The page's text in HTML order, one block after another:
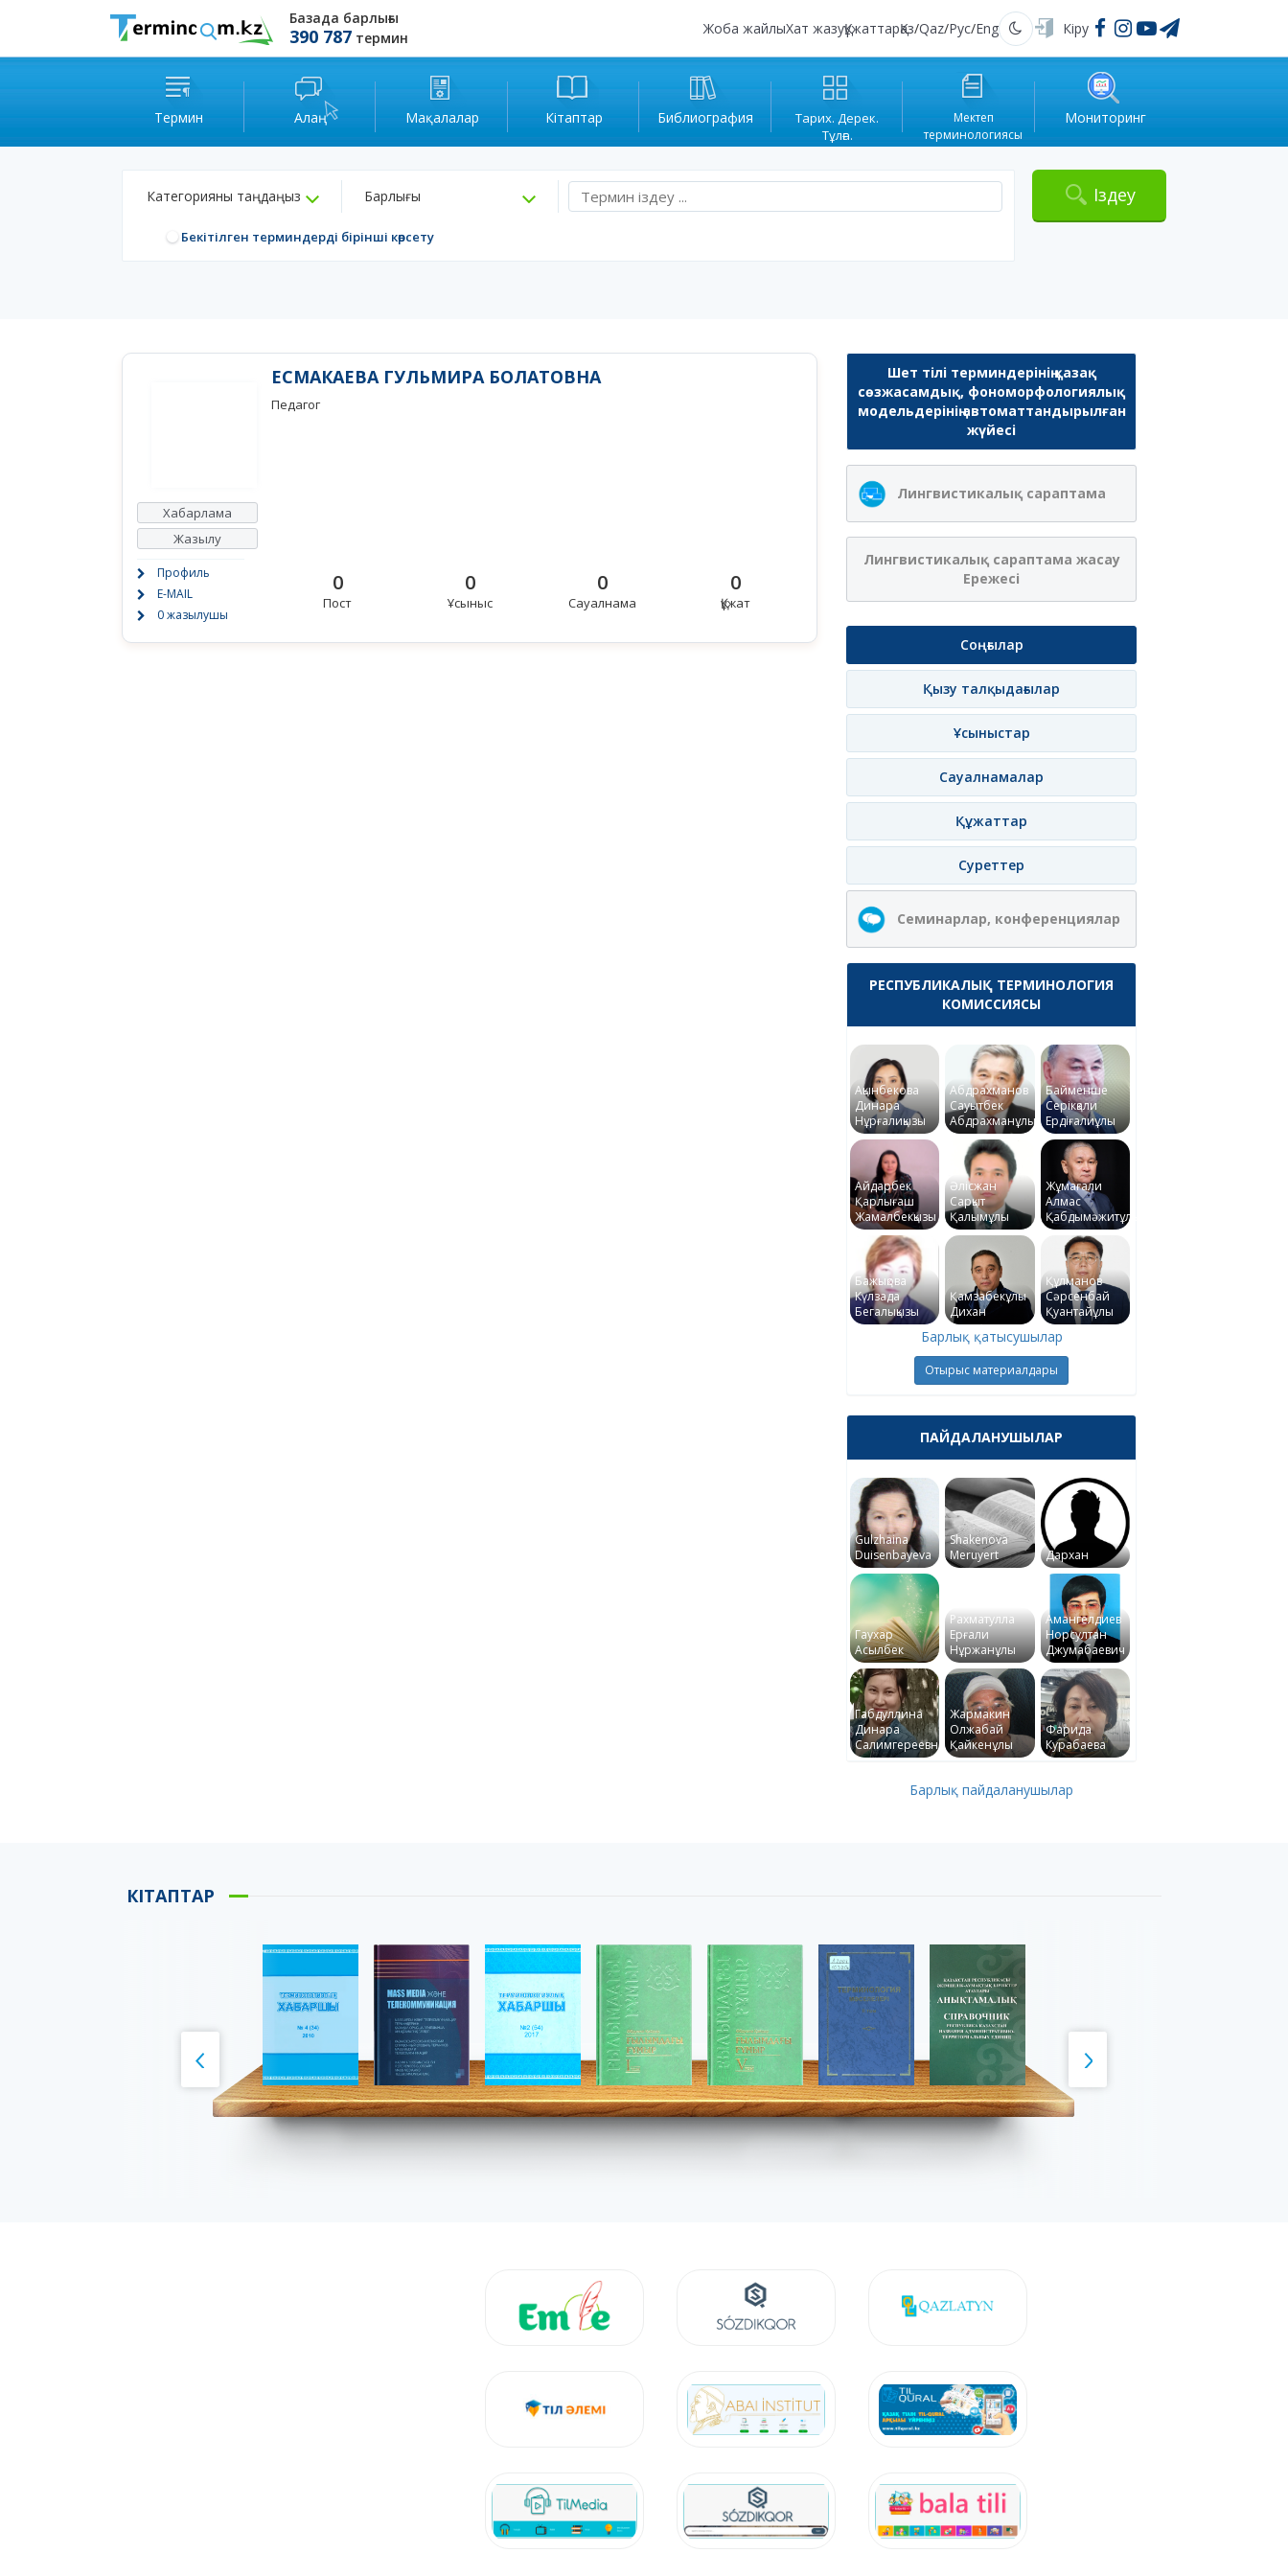
Базада барлығы
390 787 термин
Жоба жайлыХат жазуҚұжаттарҚаз/Qaz/Рус/Eng Қараңғы Кіру
Термин Алаң Мақалалар Кітаптар Библиография
Тарих. Дерек.
Тұлға.
Мектеп
терминологиясы
Мониторинг
Категорияны таңдаңыз Барлығы
Бекітілген терминдерді бірінші көрсету
Іздеу
Хабарлама
Жазылу
Профиль
E-MAIL
0 жазылушы
ЕСМАКАЕВА ГУЛЬМИРА БОЛАТОВНА
Педагог
0
Пост
0
Ұсыныс
0
Сауалнама
0
Құжат
Шет тілі терминдерінің қазақ
сөзжасамдық, фономорфологиялық
модельдерінің автоматтандырылған
жүйесі
Лингвистикалық сараптама
Лингвистикалық сараптама жасау
Ережесі
Соңғылар
Қызу талқыдағылар
Ұсыныстар
Сауалнамалар
Құжаттар
Суреттер
Семинарлар, конференциялар
РЕСПУБЛИКАЛЫҚ ТЕРМИНОЛОГИЯ
КОМИССИЯСЫ
Ақынбекова
Динара
Нұрғалиқызы
Абдрахманов
Сауытбек
Абдрахманұлы
Байменше
Серікқали
Ердіғалиұлы
Айдарбек
Қарлығаш
Жамалбекқызы
Әлісжан
Сарқыт
Қалымұлы
Жұмағали
Алмас
Қабдымәжитұлы
Бажықова
Күлзада
Бегалықызы
Қамзабекұлы
Дихан
Құлманов
Сәрсенбай
Қуантайұлы
Барлық қатысушылар
Отырыс материалдары
ПАЙДАЛАНУШЫЛАР
Gulzhaina
Duisenbayeva
Shakenova
Meruyert
Дархан
Гаухар
Асылбек
Рахматулла
Ерғали
Нұржанұлы
Амангелдиев
Норсултан
Джумабаевич
Габдуллина
Динара
Салимгереевна
Жармакин
Олжабай
Қайкенұлы
Фарида
Курабаева
Барлық пайдаланушылар
КІТАПТАР